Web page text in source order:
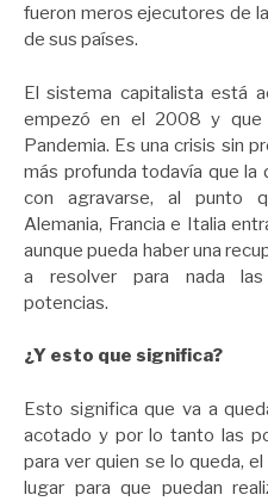
fueron meros ejecutores de
de sus países.
El sistema capitalista está
empezó en el 2008 y que
Pandemia. Es una crisis sin
más profunda todavía que la
con agravarse, al punto
Alemania, Francia e Italia
aunque pueda haber una
a resolver para nada
potencias.
¿Y esto que significa?
Esto significa que va a
acotado y por lo tanto las
para ver quien se lo queda,
lugar para que puedan